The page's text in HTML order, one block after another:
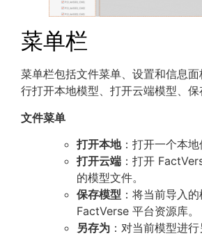
菜单栏
菜单栏包括文件菜单、设置和信息
行打开本地模型、打开云端模型、保
文件菜单
打开本地：打开一个本地
打开云端 ：打开
的模型文件。
保存模型 ：将当前导入
FactVerse 平台资源库。
另存为 ：对当前模型进